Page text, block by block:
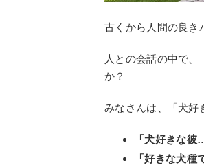
古くから人間の良き
人との会話の中で
か？
みなさんは、「犬好
「犬好きな彼
「好きな犬種